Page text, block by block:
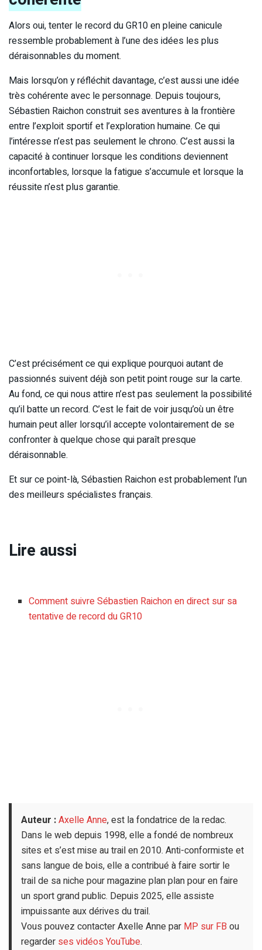
Alors oui, tenter le record du GR10 en pleine canicule
ressemble probablement à l’une des idées les plus
déraisonnables du moment.
Mais lorsqu’on y réfléchit davantage, c’est aussi une idée
très cohérente avec le personnage. Depuis toujours,
Sébastien Raichon construit ses aventures à la frontière
entre l’exploit sportif et l’exploration humaine. Ce qui
l’intéresse n’est pas seulement le chrono. C’est aussi la
capacité à continuer lorsque les conditions deviennent
inconfortables, lorsque la fatigue s’accumule et lorsque la
réussite n’est plus garantie.
C’est précisément ce qui explique pourquoi autant de
passionnés suivent déjà son petit point rouge sur la carte.
Au fond, ce qui nous attire n’est pas seulement la possibilité
qu’il batte un record. C’est le fait de voir jusqu’où un être
humain peut aller lorsqu’il accepte volontairement de se
confronter à quelque chose qui paraît presque
déraisonnable.
Et sur ce point-là, Sébastien Raichon est probablement l’un
des meilleurs spécialistes français.
Lire aussi
Comment suivre Sébastien Raichon en direct sur sa
tentative de record du GR10
Auteur :Axelle Anne, est la fondatrice de la redac.
Dans le web depuis 1998, elle a fondé de nombreux
sites et s’est mise au trail en 2010. Anti-conformiste et
sans langue de bois, elle a contribué à faire sortir le
trail de sa niche pour magazine plan plan pour en faire
un sport grand public. Depuis 2025, elle assiste
impuissante aux dérives du trail.
Vous pouvez contacter Axelle Anne par MP sur FB ou
regarder ses vidéos YouTube.